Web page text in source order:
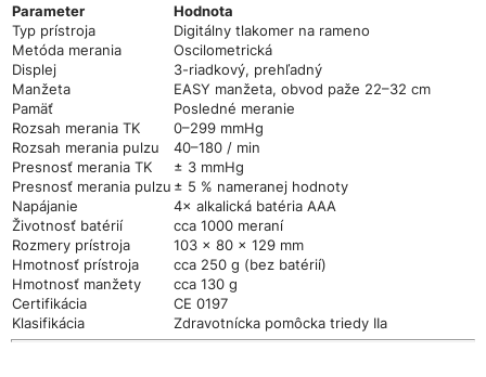
Parameter
Hodnota
Typ prístroja
Digitálny tlakomer na rameno
Metóda merania
Oscilometrická
Displej
3-riadkový, prehľadný
Manžeta
EASY manžeta, obvod paže 22–32 cm
Pamäť
Posledné meranie
Rozsah merania TK
0–299 mmHg
Rozsah merania pulzu
40–180 / min
Presnosť merania TK
± 3 mmHg
Presnosť merania pulzu ± 5 % nameranej hodnoty
Napájanie
4× alkalická batéria AAA
Životnosť batérií
cca 1000 meraní
Rozmery prístroja
103 × 80 × 129 mm
Hmotnosť prístroja
cca 250 g (bez batérií)
Hmotnosť manžety
cca 130 g
Certifikácia
CE 0197
Klasifikácia
Zdravotnícka pomôcka triedy IIa